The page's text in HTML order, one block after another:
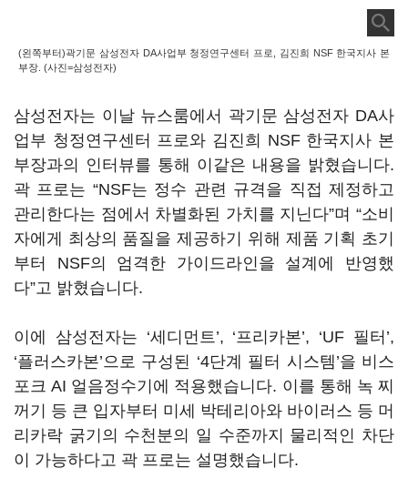
(왼쪽부터)곽기문 삼성전자 DA사업부 청정연구센터 프로, 김진희 NSF 한국지사 본
부장. (사진=삼성전자)
삼성전자는 이날 뉴스룸에서 곽기문 삼성전자 DA사
업부 청정연구센터 프로와 김진희 NSF 한국지사 본
부장과의 인터뷰를 통해 이같은 내용을 밝혔습니다.
곽 프로는 “NSF는 정수 관련 규격을 직접 제정하고
관리한다는 점에서 차별화된 가치를 지닌다”며 “소비
자에게 최상의 품질을 제공하기 위해 제품 기획 초기
부터 NSF의 엄격한 가이드라인을 설계에 반영했
다”고 밝혔습니다.
이에 삼성전자는 ‘세디먼트’, ‘프리카본’, ‘UF 필터’,
‘플러스카본’으로 구성된 ‘4단계 필터 시스템’을 비스
포크 AI 얼음정수기에 적용했습니다. 이를 통해 녹 찌
꺼기 등 큰 입자부터 미세 박테리아와 바이러스 등 머
리카락 굵기의 수천분의 일 수준까지 물리적인 차단
이 가능하다고 곽 프로는 설명했습니다.